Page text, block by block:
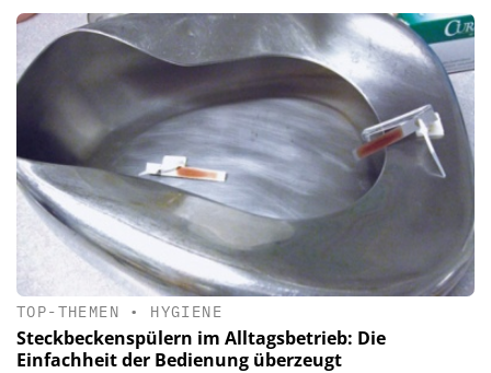
TOP-THEMEN • HYGIENE
Steckbeckenspülern im Alltagsbetrieb: Die
Einfachheit der Bedienung überzeugt